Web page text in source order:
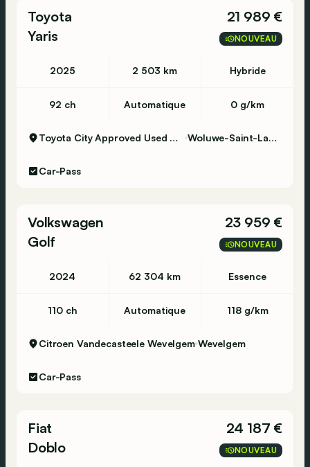
Toyota
Yaris
21 989 €
NOUVEAU
2025 2 503 km Hybride
92 ch Automatique 0 g/km
Toyota City Approved Used Woluwe Woluwe-Saint-Lambert
Car-Pass
Volkswagen
Golf
23 959 €
NOUVEAU
2024 62 304 km Essence
110 ch Automatique 118 g/km
Citroen Vandecasteele Wevelgem Wevelgem
Car-Pass
Fiat
Doblo
24 187 €
NOUVEAU